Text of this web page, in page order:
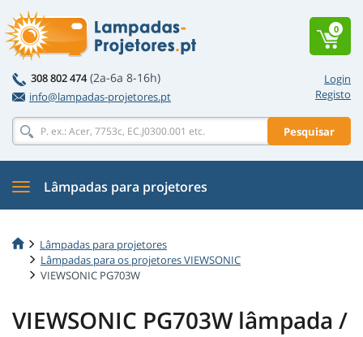
Login
Registo
308 802 474 (2a-6a 8-16h)
info@lampadas-projetores.pt
Pesquisar
0
Lâmpadas para projetores
Lâmpadas para projetores
Lâmpadas para os projetores VIEWSONIC
VIEWSONIC PG703W
VIEWSONIC PG703W lâmpada /